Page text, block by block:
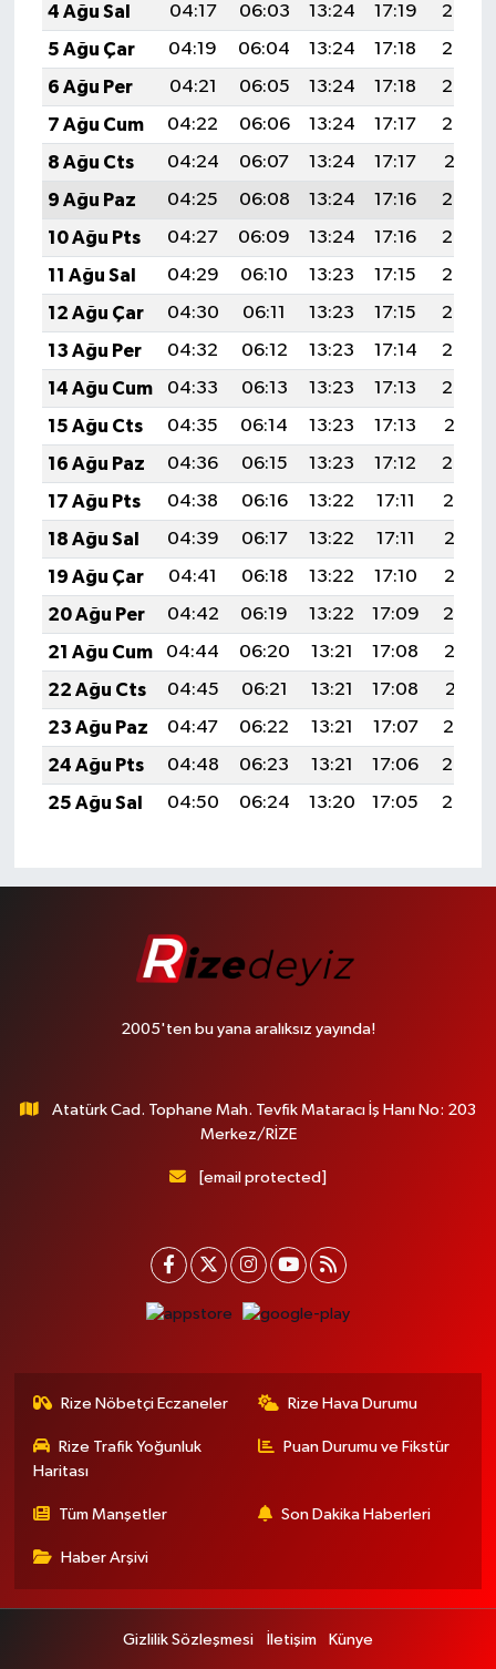
4 Ağu Sal
04:17 06:03 13:24 17:19
20:36
5 Ağu Çar
04:19 06:04 13:24 17:18
20:35
6 Ağu Per
04:21 06:05 13:24 17:18
20:33
7 Ağu Cum
04:22 06:06 13:24 17:17
20:32
8 Ağu Cts
04:24 06:07 13:24 17:17
20:31
9 Ağu Paz
04:25 06:08 13:24 17:16
20:30
10 Ağu Pts
04:27 06:09 13:24 17:16
20:28
11 Ağu Sal
04:29 06:10 13:23 17:15
20:27
12 Ağu Çar
04:30 06:11 13:23 17:15
20:26
13 Ağu Per
04:32 06:12 13:23 17:14
20:24
14 Ağu Cum
04:33 06:13 13:23 17:13
20:23
15 Ağu Cts
04:35 06:14 13:23 17:13
20:21
16 Ağu Paz
04:36 06:15 13:23 17:12
20:20
17 Ağu Pts
04:38 06:16 13:22 17:11
20:19
18 Ağu Sal
04:39 06:17 13:22 17:11
20:17
19 Ağu Çar
04:41 06:18 13:22 17:10
20:16
20 Ağu Per
04:42 06:19 13:22 17:09
20:14
21 Ağu Cum
04:44 06:20 13:21 17:08
20:13
22 Ağu Cts
04:45 06:21 13:21 17:08
20:11
23 Ağu Paz
04:47 06:22 13:21 17:07
20:10
24 Ağu Pts
04:48 06:23 13:21 17:06
20:08
25 Ağu Sal
04:50 06:24 13:20 17:05 20:06
2005'ten bu yana aralıksız yayında!
Atatürk Cad. Tophane Mah. Tevfik Mataracı İş Hanı No: 203
Merkez/RİZE
[email protected]
Rize Nöbetçi Eczaneler Rize Hava Durumu
Rize Trafik Yoğunluk
Haritası
Puan Durumu ve Fikstür
Tüm Manşetler Son Dakika Haberleri
Haber Arşivi
Gizlilik Sözleşmesi İletişim Künye